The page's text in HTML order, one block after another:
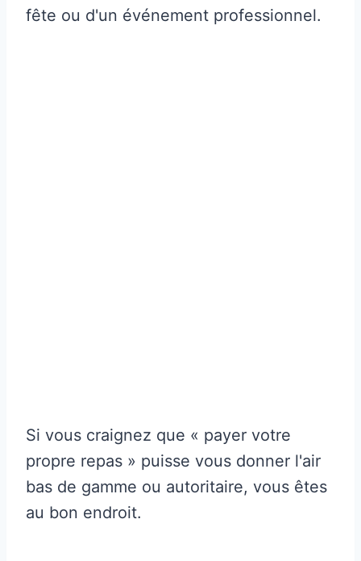
fête ou d'un événement professionnel.
Si vous craignez que « payer votre
propre repas » puisse vous donner l'air
bas de gamme ou autoritaire, vous êtes
au bon endroit.